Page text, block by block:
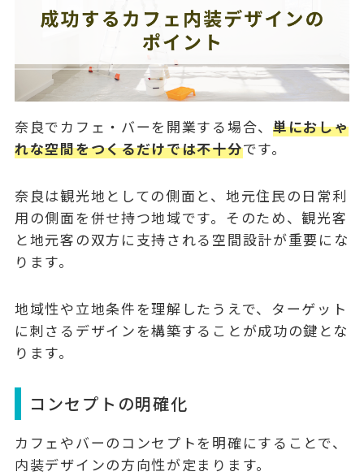
奈良でカフェ・バーを開業する場合、 単におしゃ
れな空間をつくるだけでは不十分です。
奈良は観光地としての側面と、地元住民の日常利
用の側面を併せ持つ地域です。そのため、観光客
と地元客の双方に支持される空間設計が重要にな
ります。
地域性や立地条件を理解したうえで、ターゲット
に刺さるデザインを構築することが成功の鍵とな
ります。
コンセプトの明確化
カフェやバーのコンセプトを明確にすることで、
内装デザインの方向性が定まります。